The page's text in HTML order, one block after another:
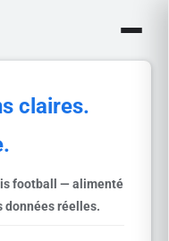
claires.
football — alimenté
données réelles.